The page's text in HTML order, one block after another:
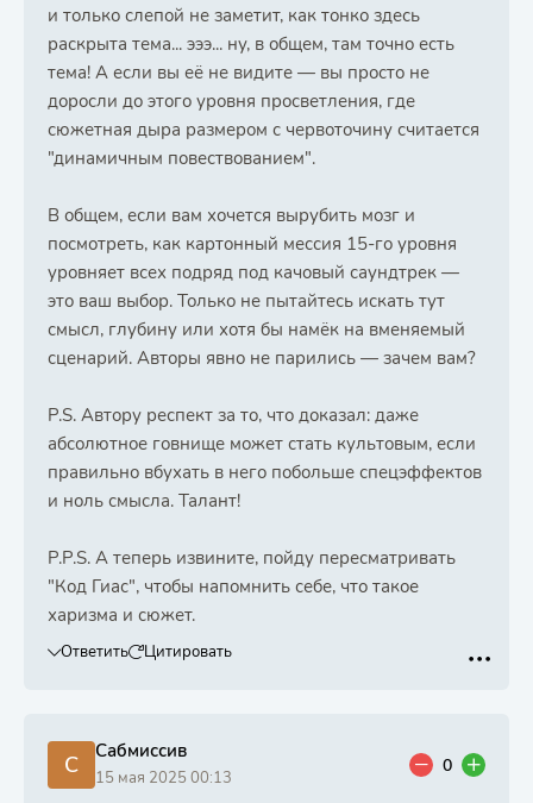
и только слепой не заметит, как тонко здесь
раскрыта тема... эээ... ну, в общем, там точно есть
тема! А если вы её не видите — вы просто не
доросли до этого уровня просветления, где
сюжетная дыра размером с червоточину считается
"динамичным повествованием".
В общем, если вам хочется вырубить мозг и
посмотреть, как картонный мессия 15-го уровня
уровняет всех подряд под качовый саундтрек —
это ваш выбор. Только не пытайтесь искать тут
смысл, глубину или хотя бы намёк на вменяемый
сценарий. Авторы явно не парились — зачем вам?
P.S. Автору респект за то, что доказал: даже
абсолютное говнище может стать культовым, если
правильно вбухать в него побольше спецэффектов
и ноль смысла. Талант!
P.P.S. А теперь извините, пойду пересматривать
"Код Гиас", чтобы напомнить себе, что такое
харизма и сюжет.
Ответить Цитировать
С Сабмиссив
15 мая 2025 00:13
0